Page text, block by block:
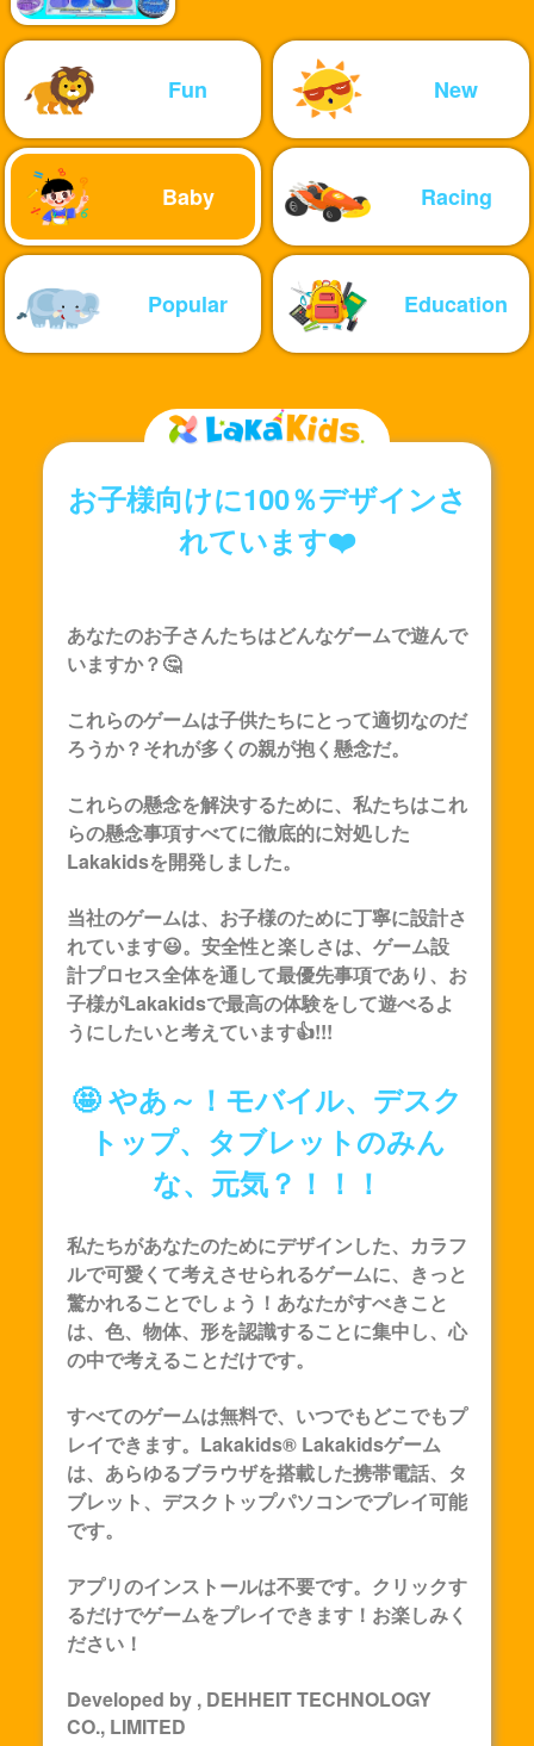
Fun New
Baby Racing
Popular Education
お子様向けに100％デザインさ
れています❤️
あなたのお子さんたちはどんなゲームで遊んで
いますか？🤔
これらのゲームは子供たちにとって適切なのだ
ろうか？それが多くの親が抱く懸念だ。
これらの懸念を解決するために、私たちはこれ
らの懸念事項すべてに徹底的に対処した
Lakakidsを開発しました。
当社のゲームは、お子様のために丁寧に設計さ
れています😃。安全性と楽しさは、ゲーム設
計プロセス全体を通して最優先事項であり、お
子様がLakakidsで最高の体験をして遊べるよ
うにしたいと考えています👍!!!
🤩 やあ～！モバイル、デスク
トップ、タブレットのみん
な、元気？！！！
私たちがあなたのためにデザインした、カラフ
ルで可愛くて考えさせられるゲームに、きっと
驚かれることでしょう！あなたがすべきこと
は、色、物体、形を認識することに集中し、心
の中で考えることだけです。
すべてのゲームは無料で、いつでもどこでもプ
レイできます。Lakakids® Lakakidsゲーム
は、あらゆるブラウザを搭載した携帯電話、タ
ブレット、デスクトップパソコンでプレイ可能
です。
アプリのインストールは不要です。クリックす
るだけでゲームをプレイできます！お楽しみく
ださい！
Developed by , DEHHEIT TECHNOLOGY
CO., LIMITED